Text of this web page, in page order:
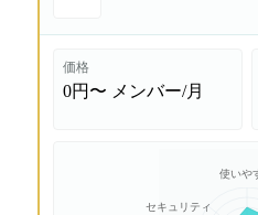
価格
0円〜 メンバー/月
使いや
セキュリティ